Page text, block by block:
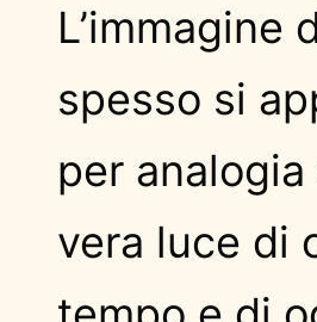
L’immagine
spesso si
per analogia
vera luce di